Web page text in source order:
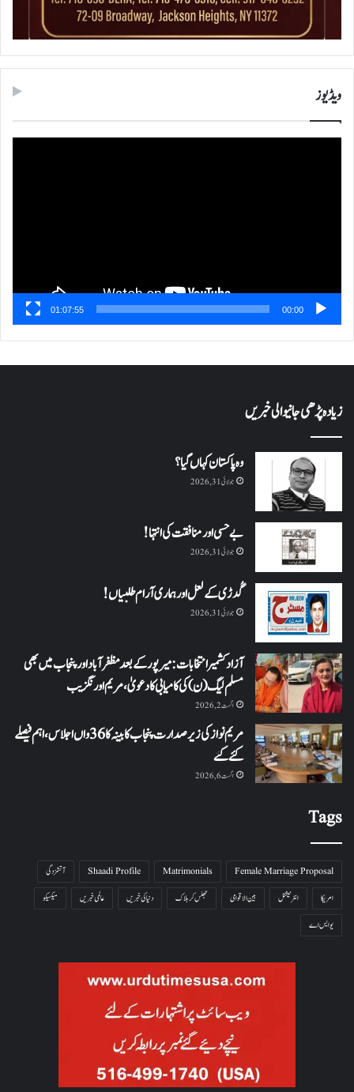
ویڈیوز
00:00
01:07:55
زیادہ پڑھی جانیوالی خبریں
وہ پاکستان کہاں گیا؟
جولائی 31, 2026
بے حسی اور منافقت کی انتہا !
جولائی 31, 2026
گُدڑی کے لعل اور ہماری آرام طلبیاں!
جولائی 31, 2026
آزاد کشمیر انتخابات: میرپور کے بعد مظفرآباد اور پنجاب میں بھی
مسلم لیگ (ن) کی کامیابی کا دعویٰ، مریم اورنگزیب
اگست 2, 2026
مریم نواز کی زیر صدارت پنجاب کابینہ کا 36واں اجلاس،اہم فیصلے
کئے گئے
اگست 6, 2026
Tags
Female Marriage Proposal
Matrimonials
Shaadi Profile
آتشزدگی
امریکا
انٹرنیشنل بین الاقوامی جھلس کر ہلاک دنیا کی خبریں عالمی خبریں
میکسیکو
یو ایس اے